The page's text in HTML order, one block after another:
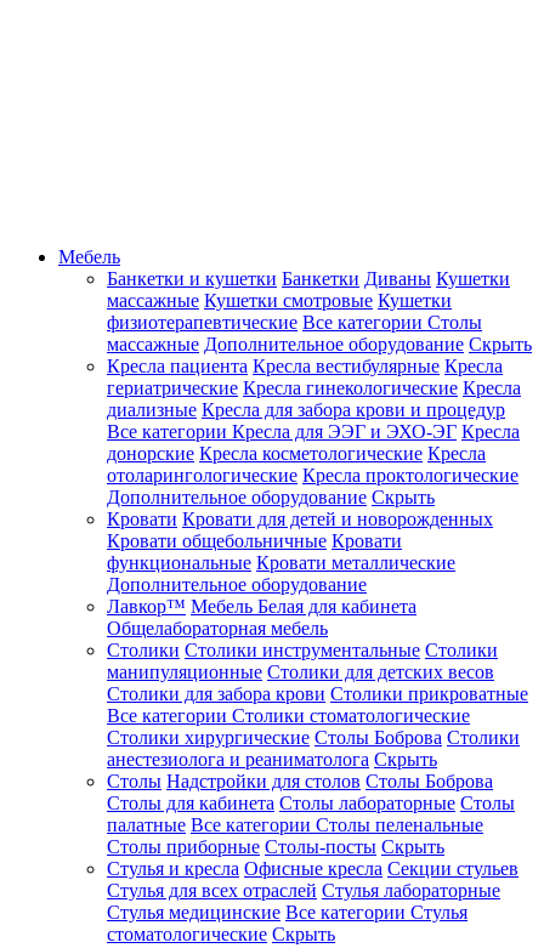
Мебель
Банкетки и кушетки Банкетки Диваны Кушетки
массажные Кушетки смотровые Кушетки
физиотерапевтические Все категории Столы
массажные Дополнительное оборудование Скрыть
Кресла пациента Кресла вестибулярные Кресла
гериатрические Кресла гинекологические Кресла
диализные Кресла для забора крови и процедур
Все категории Кресла для ЭЭГ и ЭХО-ЭГ Кресла
донорские Кресла косметологические Кресла
отоларингологические Кресла проктологические
Дополнительное оборудование Скрыть
Кровати Кровати для детей и новорожденных
Кровати общебольничные Кровати
функциональные Кровати металлические
Дополнительное оборудование
Лавкор™ Мебель Белая для кабинета
Общелабораторная мебель
Столики Столики инструментальные Столики
манипуляционные Столики для детских весов
Столики для забора крови Столики прикроватные
Все категории Столики стоматологические
Столики хирургические Столы Боброва Столики
анестезиолога и реаниматолога Скрыть
Столы Надстройки для столов Столы Боброва
Столы для кабинета Столы лабораторные Столы
палатные Все категории Столы пеленальные
Столы приборные Столы-посты Скрыть
Стулья и кресла Офисные кресла Секции стульев
Стулья для всех отраслей Стулья лабораторные
Стулья медицинские Все категории Стулья
стоматологические Скрыть